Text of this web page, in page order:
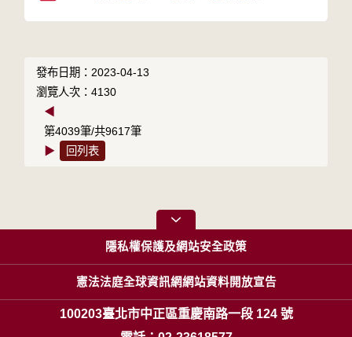
發布日期：2023-04-13
瀏覽人次：4130
◀
第4039筆/共9617筆
▶
回列表
隱私權保護及網站安全政策
憲法法庭全球資訊網網站資料開放宣告
100203臺北市中正區重慶南路一段 124 號